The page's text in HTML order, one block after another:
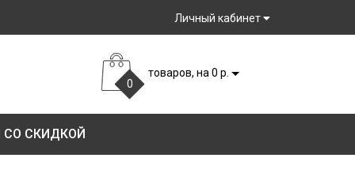
Личный кабинет
0
товаров, на 0 р.
СО СКИДКОЙ